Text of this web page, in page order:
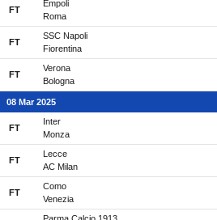
FT
Empoli
Roma
FT
SSC Napoli
Fiorentina
FT
Verona
Bologna
08 Mar 2025
FT
Inter
Monza
FT
Lecce
AC Milan
FT
Como
Venezia